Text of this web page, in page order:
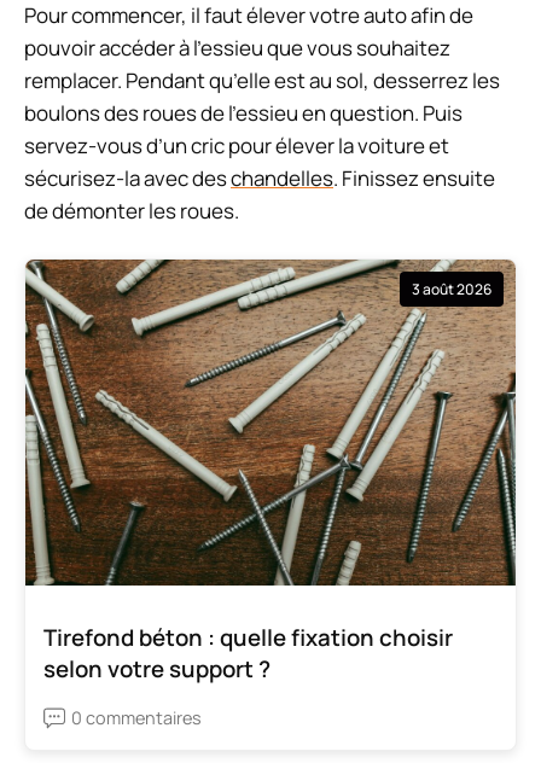
Pour commencer, il faut élever votre auto afin de
pouvoir accéder à l’essieu que vous souhaitez
remplacer. Pendant qu’elle est au sol, desserrez les
boulons des roues de l’essieu en question. Puis
servez-vous d’un cric pour élever la voiture et
sécurisez-la avec deschandelles. Finissez ensuite
de démonter les roues.
3 août 2026
Tirefond béton : quelle fixation choisir
selon votre support ?
0 commentaires